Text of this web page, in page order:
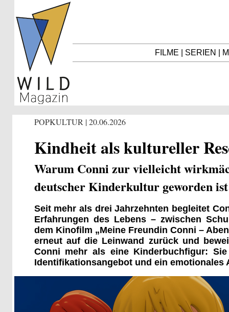
FILME SERIEN
POPKULTUR | 20.06.2026
Kindheit als kultureller
Warum Conni zur vielleicht
deutscher Kinderkultur geworden ist
Seit mehr als drei Jahrzehnten begleitet
Erfahrungen des Lebens – zwischen
dem Kinofilm „Meine Freundin Conni –
erneut auf die Leinwand zurück und
Conni mehr als eine Kinderbuchfigur:
Identifikationsangebot und ein emotionales